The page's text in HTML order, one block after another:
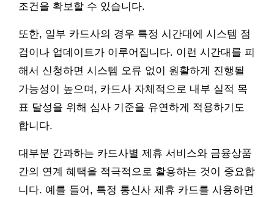
조건을 확보할 수 있습니다.
또한, 일부 카드사의 경우 특정 시간대에 시스템 점
검이나 업데이트가 이루어집니다. 이런 시간대를 피
해서 신청하면 시스템 오류 없이 원활하게 진행될
가능성이 높으며, 카드사 자체적으로 내부 실적 목
표 달성을 위해 심사 기준을 유연하게 적용하기도
합니다.
대부분 간과하는 카드사별 제휴 서비스와 금융상품
간의 연계 혜택을 적극적으로 활용하는 것이 중요합
니다. 예를 들어, 특정 통신사 제휴 카드를 사용하면